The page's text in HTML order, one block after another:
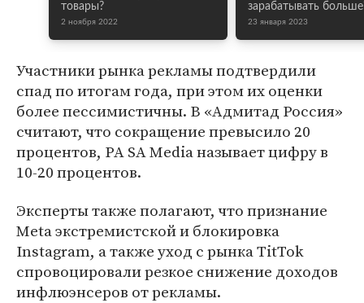
товары?
2 ноября 2022
зарабатывать
23 января 2023
Участники рынка рекламы подтвердили
спад по итогам года, при этом их оценки
более пессимистичны. В «Адмитад Россия»
считают, что сокращение превысило 20
процентов, РА SA Media называет цифру в
10-20 процентов.
Эксперты также полагают, что признание
Meta экстремистской и блокировка
Instagram, а также уход с рынка TitTok
спровоцировали резкое снижение доходов
инфлюэнсеров от рекламы.